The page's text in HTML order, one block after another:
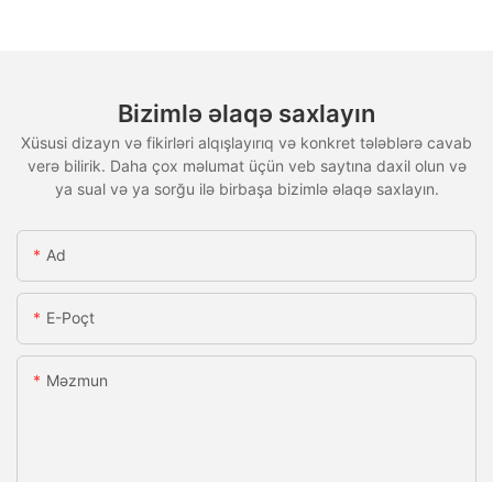
Bizimlə əlaqə saxlayın
Xüsusi dizayn və fikirləri alqışlayırıq və konkret tələblərə cavab
verə bilirik. Daha çox məlumat üçün veb saytına daxil olun və
ya sual və ya sorğu ilə birbaşa bizimlə əlaqə saxlayın.
Ad
E-Poçt
Məzmun